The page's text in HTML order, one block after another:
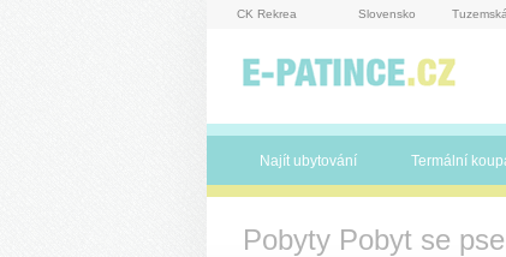
CK Rekrea Slovensko
Najít ubytování Termální
Pobyty Pobyt se